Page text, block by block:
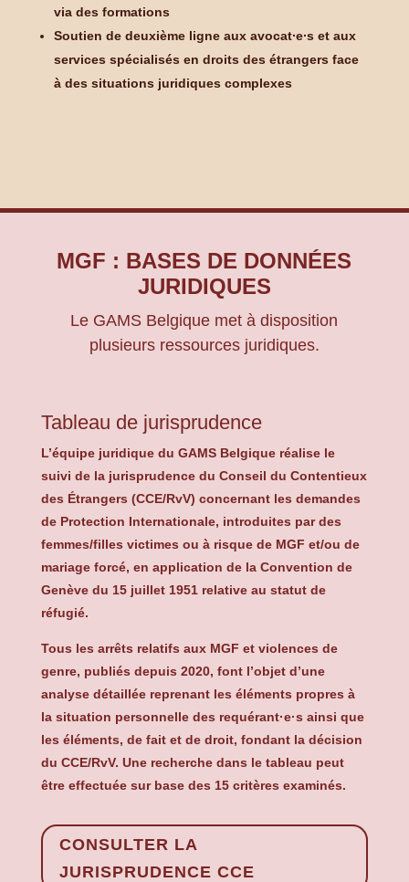
via des formations
Soutien de deuxième ligne aux avocat∙e∙s et aux
services spécialisés en droits des étrangers face
à des situations juridiques complexes
MGF : BASES DE DONNÉES
JURIDIQUES
Le GAMS Belgique met à disposition
plusieurs ressources juridiques.
Tableau de jurisprudence
L’équipe juridique du GAMS Belgique réalise le
suivi de la jurisprudence du Conseil du Contentieux
des Étrangers (CCE/RvV) concernant les demandes
de Protection Internationale, introduites par des
femmes/filles victimes ou à risque de MGF et/ou de
mariage forcé, en application de la Convention de
Genève du 15 juillet 1951 relative au statut de
réfugié.
Tous les arrêts relatifs aux MGF et violences de
genre, publiés depuis 2020, font l’objet d’une
analyse détaillée reprenant les éléments propres à
la situation personnelle des requérant·e·s ainsi que
les éléments, de fait et de droit, fondant la décision
du CCE/RvV. Une recherche dans le tableau peut
être effectuée sur base des 15 critères examinés.
CONSULTER LA
JURISPRUDENCE CCE